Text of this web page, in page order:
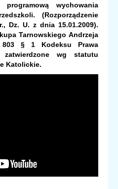
programową wychowania
(Rozporządzenie
Dz. U. z dnia 15.01.2009).
Tarnowskiego Andrzeja
§ 1 Kodeksu Prawa
zatwierdzone wg statutu
Katolickie.